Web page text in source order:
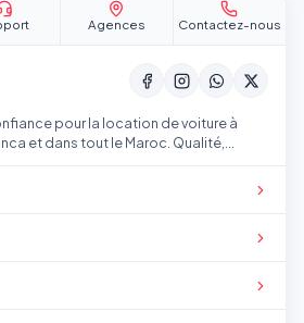
Agences Contactez-nous
pour la location de voiture à
et dans tout le Maroc. Qualité,